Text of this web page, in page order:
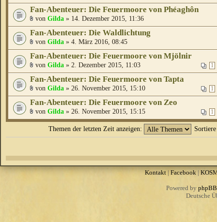
Fan-Abenteuer: Die Feuermoore von Phéaghôn
von Gilda » 14. Dezember 2015, 11:36
Fan-Abenteuer: Die Waldlichtung
von Gilda » 4. März 2016, 08:45
Fan-Abenteuer: Die Feuermoore von Mjölnir
1
von Gilda » 2. Dezember 2015, 11:03
Fan-Abenteuer: Die Feuermoore von Tapta
1
von Gilda » 26. November 2015, 15:10
Fan-Abenteuer: Die Feuermoore von Zeo
1
von Gilda » 26. November 2015, 15:15
Themen der letzten Zeit anzeigen:
Kontakt| Facebook|
Powered by phpBB
Deutsche